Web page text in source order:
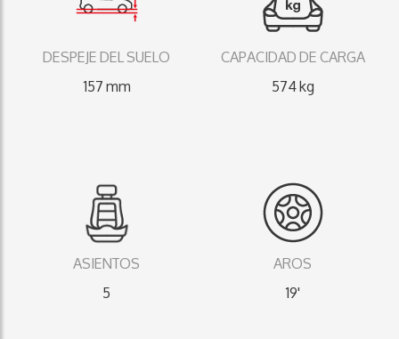
DESPEJE DEL SUELO
157 mm
CAPACIDAD DE CARGA
574 kg
ASIENTOS
5
AROS
19'